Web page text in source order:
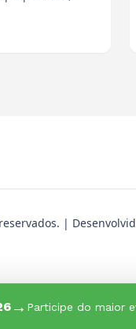
|
→ Participe do maior